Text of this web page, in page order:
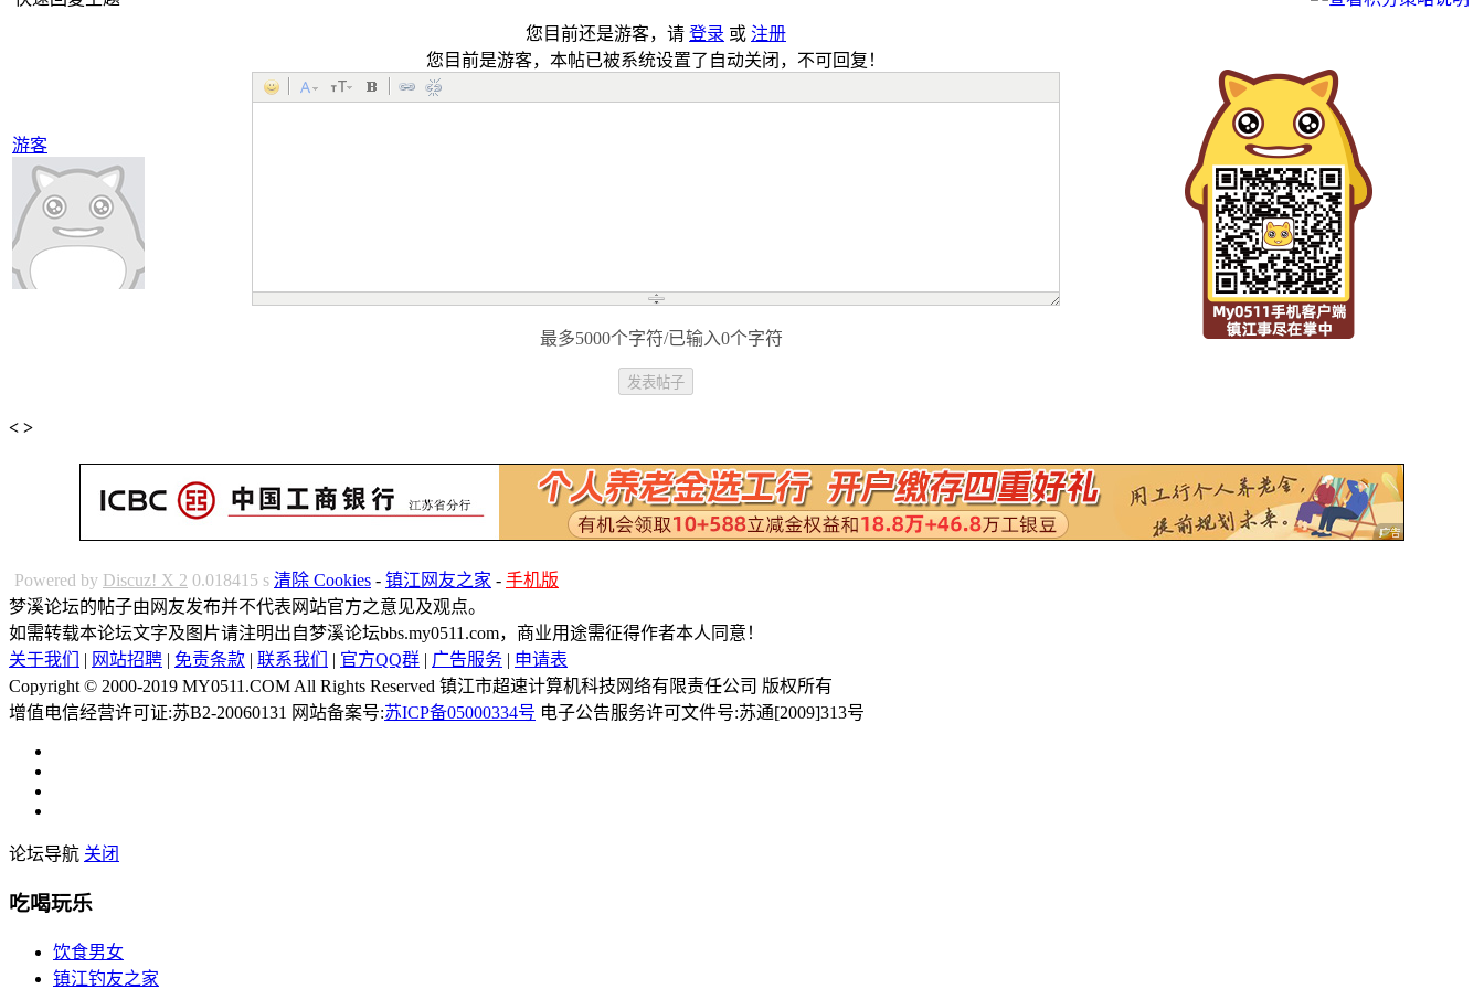
游客
您目前还是游客，请 登录 或 注册
您目前是游客，本帖已被系统设置了自动关闭，不可回复！
最多5000个字符/已输入0个字符
< >
Powered by Discuz! X 2 0.018415 s 清除 Cookies - 镇江网友之家 - 手机版
梦溪论坛的帖子由网友发布并不代表网站官方之意见及观点。
如需转载本论坛文字及图片请注明出自梦溪论坛bbs.my0511.com，商业用途需征得作者本人同意！
关于我们
| 网站招聘 | 免责条款 | 联系我们 | 官方QQ群 | 广告服务 | 申请表
Copyright © 2000-2019 MY0511.COM All Rights Reserved 镇江市超速计算机科技网络有限责任公司 版权所有
增值电信经营许可证:苏B2-20060131 网站备案号:苏ICP备05000334号 电子公告服务许可文件号:苏通[2009]313号
论坛导航 关闭
吃喝玩乐
饮食男女
镇江钓友之家